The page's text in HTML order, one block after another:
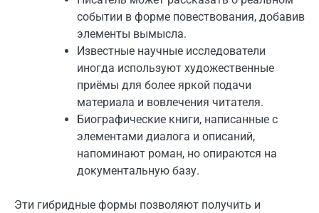
событии в форме повествования, добавив
элементы вымысла.
Известные научные исследователи
иногда используют художественные
приёмы для более яркой подачи
материала и вовлечения читателя.
Биографические книги, написанные с
элементами диалога и описаний,
напоминают роман, но опираются на
документальную базу.
Эти гибридные формы позволяют получить и